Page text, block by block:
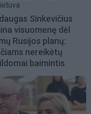
Sinkevičius
visuomenę dėl
Rusijos planų:
nereikėtų
baimintis